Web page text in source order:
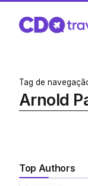
Tag de
Arnold
Top Authors